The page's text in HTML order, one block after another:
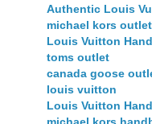
Authentic Louis
michael kors outlet
Louis Vuitton
toms outlet
canada goose
louis vuitton
Louis Vuitton